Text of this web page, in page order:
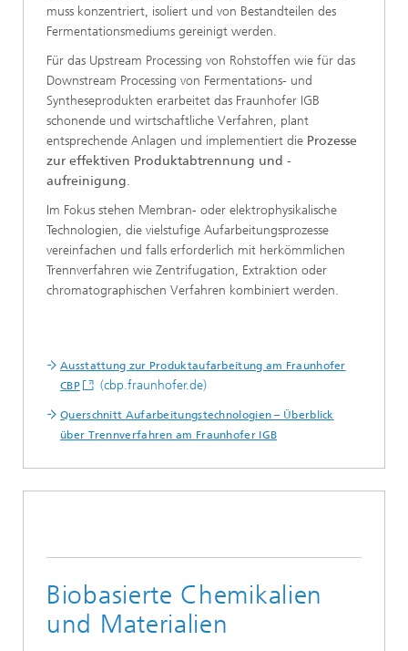
muss konzentriert, isoliert und von Bestandteilen des
Fermentationsmediums gereinigt werden.
Für das Upstream Processing von Rohstoffen wie für das
Downstream Processing von Fermentations- und
Syntheseprodukten erarbeitet das Fraunhofer IGB
schonende und wirtschaftliche Verfahren, plant
entsprechende Anlagen und implementiert die Prozesse
zur effektiven Produktabtrennung und -
aufreinigung.
Im Fokus stehen Membran- oder elektrophysikalische
Technologien, die vielstufige Aufarbeitungsprozesse
vereinfachen und falls erforderlich mit herkömmlichen
Trennverfahren wie Zentrifugation, Extraktion oder
chromatographischen Verfahren kombiniert werden.
Ausstattung zur Produktaufarbeitung am Fraunhofer
CBP
(cbp.fraunhofer.de)
Querschnitt Aufarbeitungstechnologien – Überblick
über Trennverfahren am Fraunhofer IGB
Biobasierte Chemikalien
und Materialien